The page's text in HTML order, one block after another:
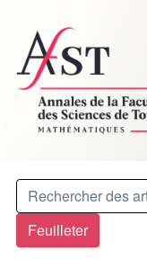
Feuilleter